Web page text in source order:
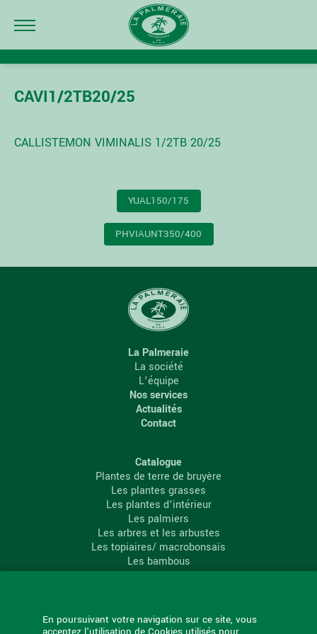
En poursuivant votre navigation sur ce site, vous
CAVI1/2TB20/25
CALLISTEMON VIMINALIS 1/2TB 20/25
YUAL150/175
PHVIAUNT350/400
La Palmeraie
La société
L’équipe
Nos services
Actualités
Contact
Catalogue
Plantes de terre de bruyère
Les plantes grasses
Les plantes d’intérieur
Les palmiers
Les arbres et les arbustes
Les topiaires/ macrobonsaïs
Les bambous
Les conifères
La Palmeraie